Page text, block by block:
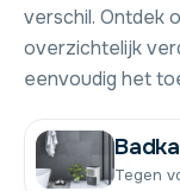
verschil. Ontdek
overzichtelijk
eenvoudig het
Tegen